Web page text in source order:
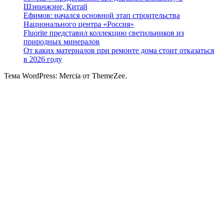
Шэньчжэне, Китай
Ефимов: начался основной этап строительства
Национального центра «Россия»
Fluorite представил коллекцию светильников из
природных минералов
От каких материалов при ремонте дома стоит отказаться
в 2026 году
Тема WordPress: Mercia от ThemeZee.